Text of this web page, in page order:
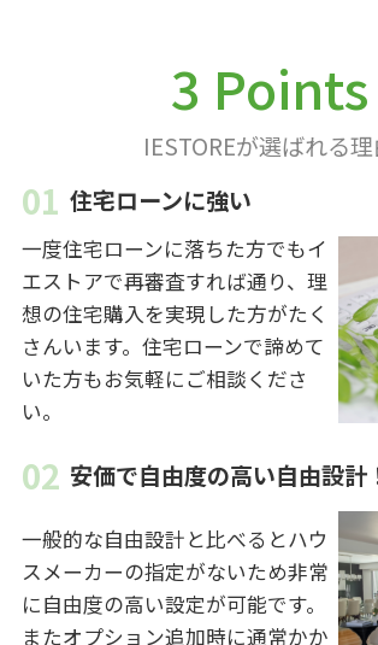
3 Points
IESTOREが選ばれる理
住宅ローンに強い
一度住宅ローンに落ちた方でもイ
エストアで再審査すれば通り、理
想の住宅購入を実現した方がたく
さんいます。住宅ローンで諦めて
いた方もお気軽にご相談くださ
い。
安価で自由度の高い自由設計
一般的な自由設計と比べるとハウ
スメーカーの指定がないため非常
に自由度の高い設定が可能です。
またオプション追加時に通常かか